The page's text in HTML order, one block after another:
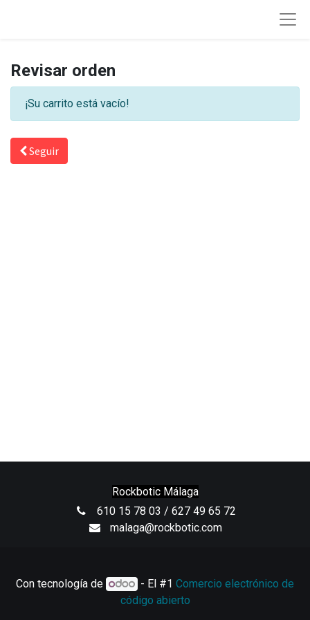
Revisar orden
¡Su carrito está vacío!
Seguir
Rockbotic Málaga
610 15 78 03 / 627 49 65 72
malaga@rockbotic.com
Con tecnología de - El #1Comercio electrónico de
código abierto